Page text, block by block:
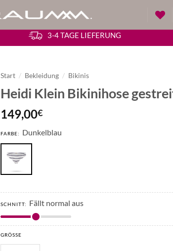
3-4 TAGE LIEFERUNG
Start / Bekleidung / Bikinis
Heidi Klein Bikinihose
149,00€
FARBE: Dunkelblau
SCHNITT: Fällt normal aus
GRÖSSE